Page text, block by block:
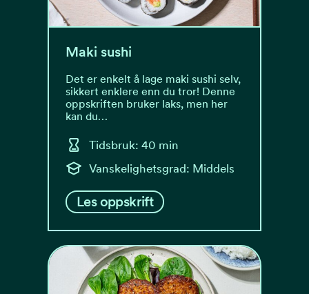
Maki sushi
Det er enkelt å lage maki sushi selv,
sikkert enklere enn du tror! Denne
oppskriften bruker laks, men her
kan du…
Tidsbruk: 40 min
Vanskelighetsgrad: Middels
Les oppskrift